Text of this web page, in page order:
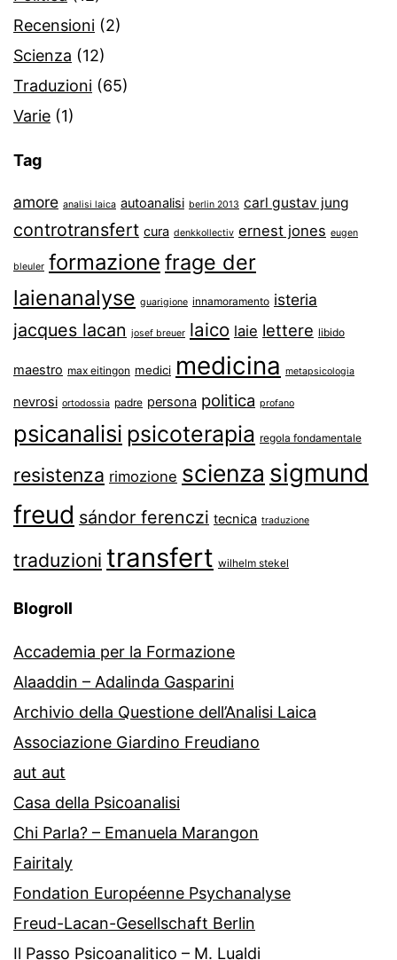
Recensioni (2)
Scienza (12)
Traduzioni (65)
Varie (1)
Tag
amore analisi laica autoanalisi berlin 2013 carl gustav jung
controtransfert cura denkkollectiv ernest jones eugen
bleuler formazione frage der
laienanalyse guarigione innamoramento isteria
jacques lacan josef breuer laico laie lettere libido
maestro max eitingon medici medicina metapsicologia
nevrosi ortodossia padre persona politica profano
psicanalisi psicoterapia regola fondamentale
resistenza rimozione scienza sigmund
freud sándor ferenczi tecnica traduzione
traduzioni transfert wilhelm stekel
Blogroll
Accademia per la Formazione
Alaaddin – Adalinda Gasparini
Archivio della Questione dell’Analisi Laica
Associazione Giardino Freudiano
aut aut
Casa della Psicoanalisi
Chi Parla? – Emanuela Marangon
Fairitaly
Fondation Européenne Psychanalyse
Freud-Lacan-Gesellschaft Berlin
Il Passo Psicoanalitico – M. Lualdi